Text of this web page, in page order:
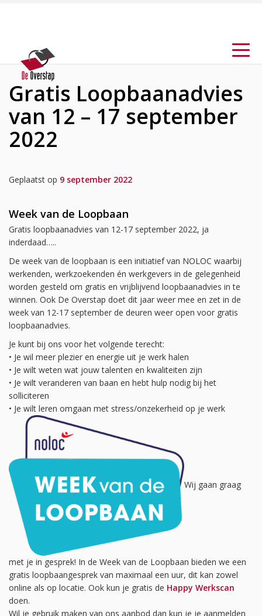
Gratis Loopbaanadvies
van 12 – 17 september
2022
Geplaatst op 9 september 2022
Week van de Loopbaan
Gratis loopbaanadvies van 12-17 september 2022, ja
inderdaad…..
De week van de loopbaan is een initiatief van NOLOC waarbij
werkenden, werkzoekenden én werkgevers in de gelegenheid
worden gesteld om gratis en vrijblijvend loopbaanadvies in te
winnen. Ook De Overstap doet dit jaar weer mee en zet in de
week van 12-17 september de deuren weer open voor gratis
loopbaanadvies.
Je kunt bij ons voor het volgende terecht:
• Je wil meer plezier en energie uit je werk halen
• Je wilt weten wat jouw talenten en kwaliteiten zijn
• Je wilt veranderen van baan en hebt hulp nodig bij het
solliciteren
• Je wilt leren omgaan met stress/onzekerheid op je werk
Wij gaan graag
met je in gesprek! In de Week van de Loopbaan bieden we een
gratis loopbaangesprek van maximaal een uur, dit kan zowel
online als op locatie. Ook kun je gratis de Happy Werkscan
doen.
Wil je gebruik maken van ons aanbod dan kun je je aanmelden